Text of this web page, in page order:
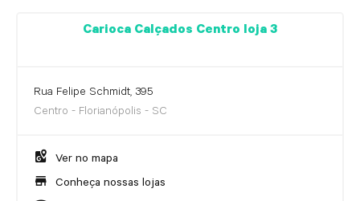
Carioca Calçados Centro loja 3
Rua Felipe Schmidt, 395
Centro - Florianópolis - SC
Ver no mapa
Conheça nossas lojas